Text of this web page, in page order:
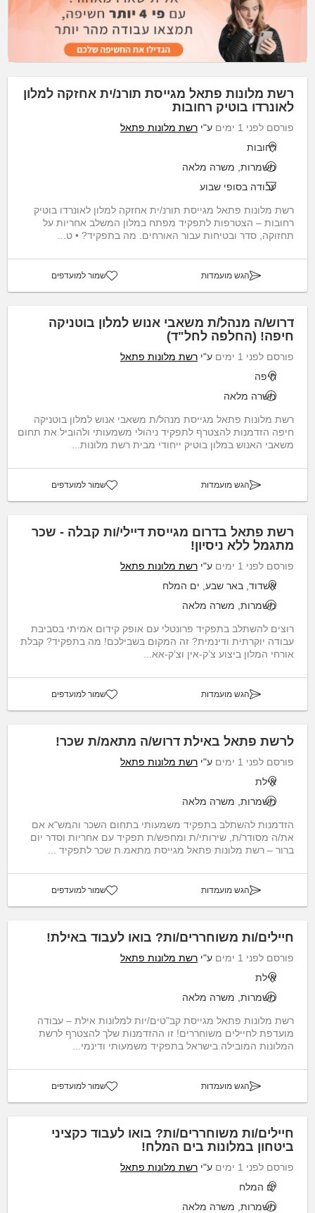
רשת מלונות פתאל מגייסת תורנ/ית אחזקה למלון
לאונרדו בוטיק רחובות
פורסם לפני 1 ימים ע"י רשת מלונות פתאל
רחובות
משמרות, משרה מלאה
עבודה בסופי שבוע
רשת מלונות פתאל מגייסת תורנ/ית אחזקה למלון לאונרדו בוטיק
רחובות – הצטרפות לתפקיד מפתח במלון המשלב אחריות על
תחזוקה, סדר ובטיחות עבור האורחים. מה בתפקיד? • ט...
הגש מועמדות שמור למועדפים
דרוש/ה מנהל/ת משאבי אנוש למלון בוטניקה
חיפה! (החלפה לחל"ד)
פורסם לפני 1 ימים ע"י רשת מלונות פתאל
חיפה
משרה מלאה
רשת מלונות פתאל מגייסת מנהל/ת משאבי אנוש למלון בוטניקה
חיפה הזדמנות להצטרף לתפקיד ניהולי משמעותי ולהוביל את תחום
משאבי האנוש במלון בוטיק ייחודי מבית רשת מלונות...
הגש מועמדות שמור למועדפים
רשת פתאל בדרום מגייסת דיילי/ות קבלה - שכר
מתגמל ללא ניסיון!
פורסם לפני 1 ימים ע"י רשת מלונות פתאל
אשדוד, באר שבע, ים המלח
משמרות, משרה מלאה
רוצים להשתלב בתפקיד פרונטלי עם אופק קידום אמיתי בסביבת
עבודה יוקרתית ודינמית? זה המקום בשבילכם! מה בתפקיד? קבלת
אורחי המלון ביצוע צ’ק-אין וצ’ק-אא...
הגש מועמדות שמור למועדפים
לרשת פתאל באילת דרוש/ה מתאמ/ת שכר!
פורסם לפני 1 ימים ע"י רשת מלונות פתאל
אילת
משמרות, משרה מלאה
הזדמנות להשתלב בתפקיד משמעותי בתחום השכר והמש"א אם
את/ה מסודר/ת, שירותי/ת ומחפש/ת תפקיד עם אחריות וסדר יום
ברור – רשת מלונות פתאל מגייסת מתאמ.ת שכר לתפקיד ...
הגש מועמדות שמור למועדפים
חיילים/ות משוחררים/ות? בואו לעבוד באילת!
פורסם לפני 1 ימים ע"י רשת מלונות פתאל
אילת
משמרות, משרה מלאה
רשת מלונות פתאל מגייסת קב"טים/יות למלונות אילת – עבודה
מועדפת לחיילים משוחררים! זו ההזדמנות שלך להצטרף לרשת
המלונות המובילה בישראל בתפקיד משמעותי ודינמי...
הגש מועמדות שמור למועדפים
חיילים/ות משוחררים/ות? בואו לעבוד כקציני
ביטחון במלונות בים המלח!
פורסם לפני 1 ימים ע"י רשת מלונות פתאל
ים המלח
משמרות, משרה מלאה